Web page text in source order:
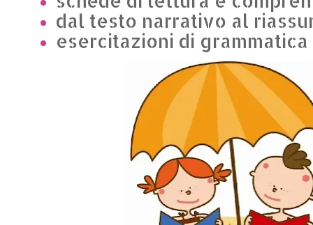
dal testo narrativo al
esercitazioni di grammatica